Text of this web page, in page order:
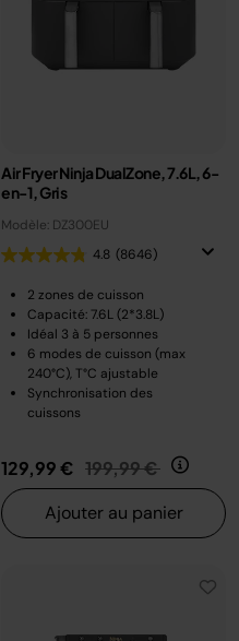
Air Fryer Ninja DualZone, 7.6L, 6-
en-1, Gris
Modèle: DZ300EU
4.8 (8646)
2 zones de cuisson
Capacité: 7.6L (2*3.8L)
Idéal 3 à 5 personnes
6 modes de cuisson (max
240°C), T°C ajustable
Synchronisation des
cuissons
129,99 € Prix réduit de
199,99 € au
Ajouter au panier